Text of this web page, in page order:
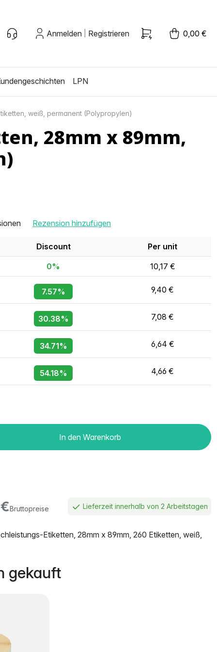
Anmelden Registrieren 0,00 €
LPN
weiß, permanent (Polypropylen)
28mm x 89mm,
Rezension hinzufügen
Discount Per unit
0% 10,17 €
7.57% 9,40 €
30.38% 7,08 €
34.71% 6,64 €
54.18% 4,66 €
In den Warenkorb
Bruttopreise Lieferzeit innerhalb von 2 Arbeitstagen
Etiketten, 28mm x 89mm, 260 Etiketten, weiß,
gekauft